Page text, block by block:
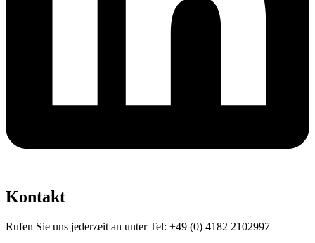
Kontakt
Rufen Sie uns jederzeit an unter Tel: +49 (0) 4182 2102997